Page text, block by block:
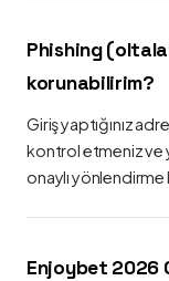
Phishing
korunabilirim?
Giriş yaptığınız
kontrol etmeniz ve
onaylı yönlendirme
Enjoybet 2026